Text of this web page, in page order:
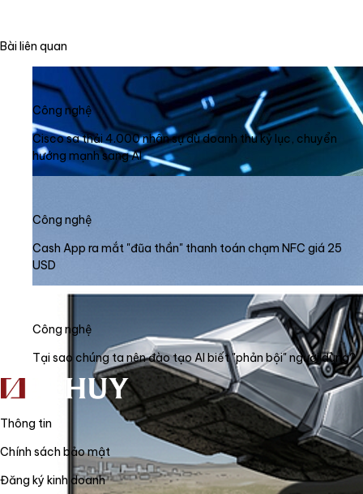
Bài liên quan
Công nghệ
Cisco sa thải 4.000 nhân sự dù doanh thu kỷ lục, chuyển
hướng mạnh sang AI
Công nghệ
Cash App ra mắt "đũa thần" thanh toán chạm NFC giá 25
USD
Công nghệ
Tại sao chúng ta nên đào tạo AI biết "phản bội" người dùng?
Thông tin
Chính sách bảo mật
Đăng ký kinh doanh